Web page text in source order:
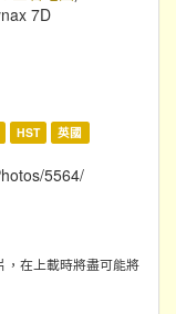
7D
HST
英國
5564/
，在上載時將盡可能將